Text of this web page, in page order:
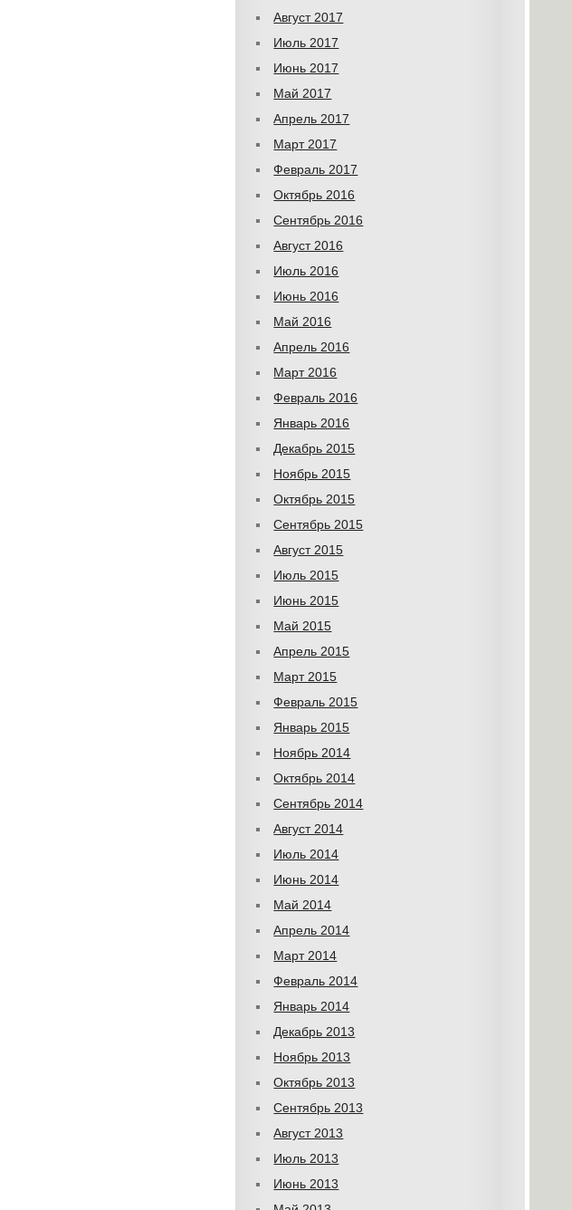
Август 2017
Июль 2017
Июнь 2017
Май 2017
Апрель 2017
Март 2017
Февраль 2017
Октябрь 2016
Сентябрь 2016
Август 2016
Июль 2016
Июнь 2016
Май 2016
Апрель 2016
Март 2016
Февраль 2016
Январь 2016
Декабрь 2015
Ноябрь 2015
Октябрь 2015
Сентябрь 2015
Август 2015
Июль 2015
Июнь 2015
Май 2015
Апрель 2015
Март 2015
Февраль 2015
Январь 2015
Ноябрь 2014
Октябрь 2014
Сентябрь 2014
Август 2014
Июль 2014
Июнь 2014
Май 2014
Апрель 2014
Март 2014
Февраль 2014
Январь 2014
Декабрь 2013
Ноябрь 2013
Октябрь 2013
Сентябрь 2013
Август 2013
Июль 2013
Июнь 2013